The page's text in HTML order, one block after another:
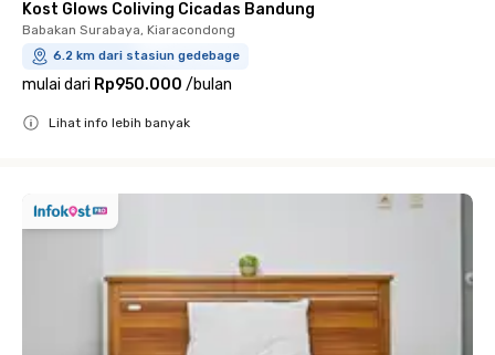
Kost Glows Coliving Cicadas Bandung
Babakan Surabaya, Kiaracondong
6.2 km dari stasiun gedebage
mulai dari Rp950.000 /bulan
Lihat info lebih banyak